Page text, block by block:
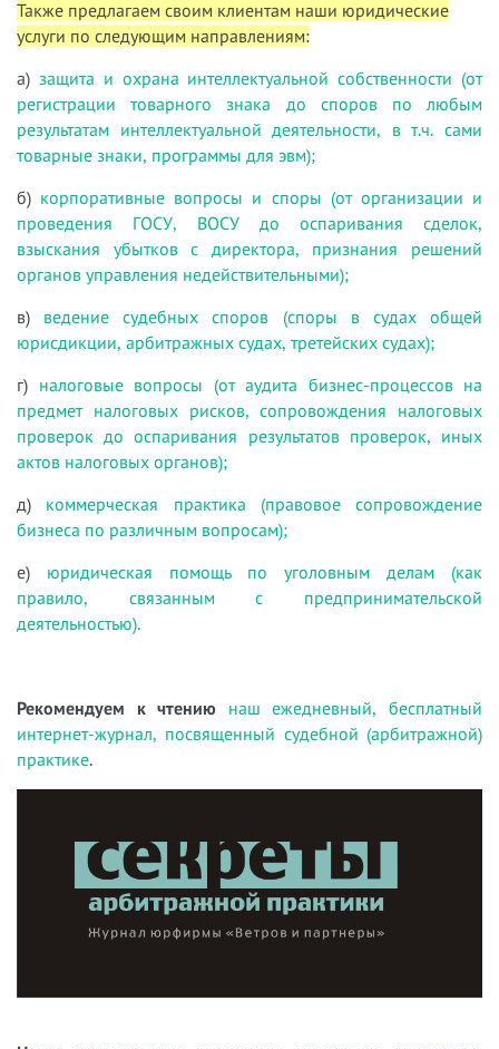
Также предлагаем своим клиентам наши юридические
услуги по следующим направлениям:
а) защита и охрана интеллектуальной собственности (от
регистрации товарного знака до споров по любым
результатам интеллектуальной деятельности, в т.ч. сами
товарные знаки, программы для эвм);
б) корпоративные вопросы и споры (от организации и
проведения ГОСУ, ВОСУ до оспаривания сделок,
взыскания убытков с директора, признания решений
органов управления недействительными);
в) ведение судебных споров (споры в судах общей
юрисдикции, арбитражных судах, третейских судах);
г) налоговые вопросы (от аудита бизнес-процессов на
предмет налоговых рисков, сопровождения налоговых
проверок до оспаривания результатов проверок, иных
актов налоговых органов);
д) коммерческая практика (правовое сопровождение
бизнеса по различным вопросам);
е) юридическая помощь по уголовным делам (как
правило, связанным с предпринимательской
деятельностью).
Рекомендуем к чтению наш ежедневный, бесплатный
интернет-журнал, посвященный судебной (арбитражной)
практике.